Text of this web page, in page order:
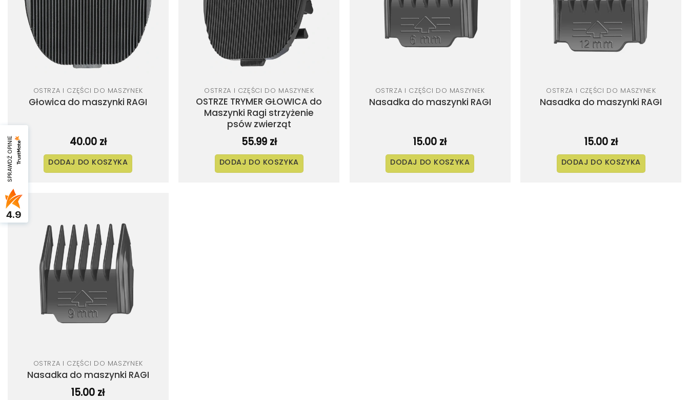
OSTRZA I CZĘŚCI DO MASZYNEK
Głowica do maszynki RAGI
40.00 zł
DODAJ DO KOSZYKA
OSTRZA I CZĘŚCI DO MASZYNEK
OSTRZE TRYMER GŁOWICA do
Maszynki Ragi strzyżenie
psów zwierząt
55.99 zł
DODAJ DO KOSZYKA
OSTRZA I CZĘŚCI DO MASZYNEK
Nasadka do maszynki RAGI
15.00 zł
DODAJ DO KOSZYKA
OSTRZA I CZĘŚCI DO MASZYNEK
Nasadka do maszynki RAGI
15.00 zł
DODAJ DO KOSZYKA
OSTRZA I CZĘŚCI DO MASZYNEK
Nasadka do maszynki RAGI
15.00 zł
SPRAWDŹ OPINIE
4.9